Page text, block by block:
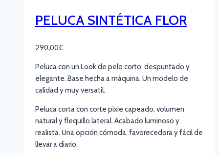
PELUCA SINTÉTICA FLOR
290,00€
Peluca con un Look de pelo corto, despuntado y
elegante. Base hecha a máquina. Un modelo de
calidad y muy versatil.
Peluca corta con corte pixie capeado, volumen
natural y flequillo lateral. Acabado luminoso y
realista. Una opción cómoda, favorecedora y fácil de
llevar a diario.